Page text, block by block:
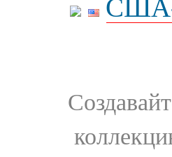
США-